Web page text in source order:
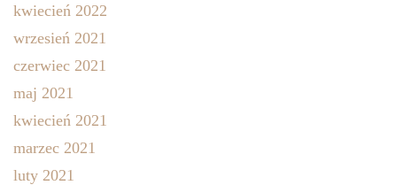
kwiecień 2022
wrzesień 2021
czerwiec 2021
maj 2021
kwiecień 2021
marzec 2021
luty 2021